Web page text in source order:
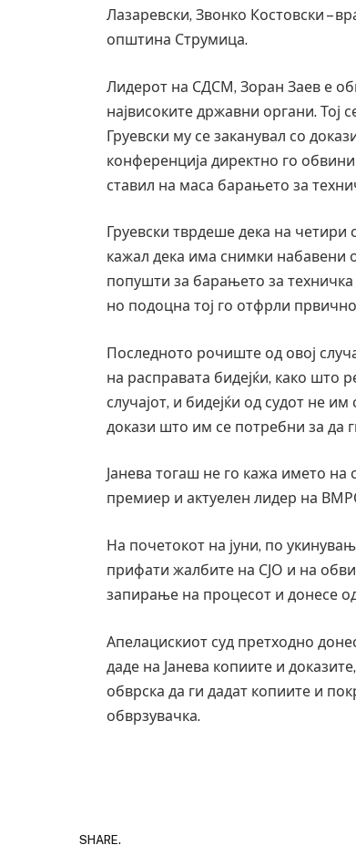
Лазаревски, Звонко Костовски –
општина Струмица.
Лидерот на СДСМ, Зоран Заев е
највисоките државни органи. Тој
Груевски му се заканувал со
конференција директно го
ставил на маса барањето за
Груевски тврдеше дека на
кажал дека има снимки набавени
попушти за барањето за
но подоцна тој го отфрли
Последното рочиште од овој
на расправата бидејќи, како што
случајот, и бидејќи од судот не
докази што им се потребни за да
Јанева тогаш не го кажа името на
премиер и актуелен лидер на
На почетокот на јуни, по
прифати жалбите на СЈО и на
запирање на процесот и донесе
Апелацискиот суд претходно
даде на Јанева копиите и
обврска да ги дадат копиите и
обврзувачка.
SHARE.